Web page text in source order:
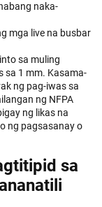
naka-
mga live na busbar
sa muling
sa 1 mm. Kasama-
ng pag-iwas sa
ng NFPA
ng likas na
ng pagsasanay o
sa